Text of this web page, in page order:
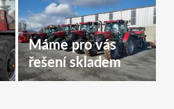
Máme pro vás
řešení skladem